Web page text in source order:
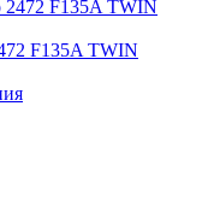
F135A TWIN